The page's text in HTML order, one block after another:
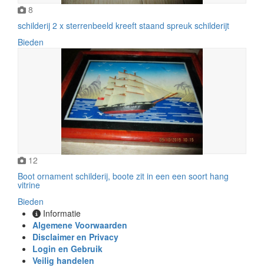
8
schilderij 2 x sterrenbeeld kreeft staand spreuk schilderijt
Bieden
12
Boot ornament schilderij, boote zit in een een soort hang
vitrine
Bieden
Informatie
Algemene Voorwaarden
Disclaimer en Privacy
Login en Gebruik
Veilig handelen